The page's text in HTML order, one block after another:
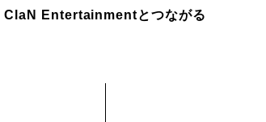
ClaN Entertainmentとつながる